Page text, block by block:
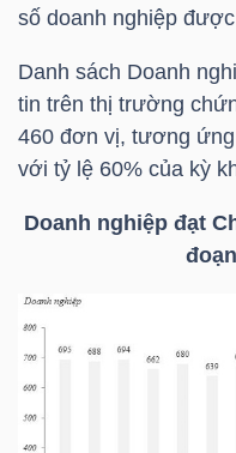
số doanh nghiệp
Danh sách Doanh
tin trên thị trường
460 đơn vị, tương
với tỷ lệ 60% của kỳ
Doanh nghiệp đạt
VĨ
MÔ